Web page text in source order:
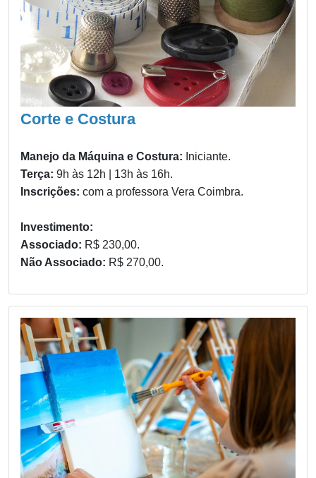
Corte e Costura
Manejo da Máquina e Costura: Iniciante.
Terça: 9h às 12h | 13h às 16h.
Inscrições: com a professora Vera Coimbra.
Investimento:
Associado: R$ 230,00.
Não Associado: R$ 270,00.